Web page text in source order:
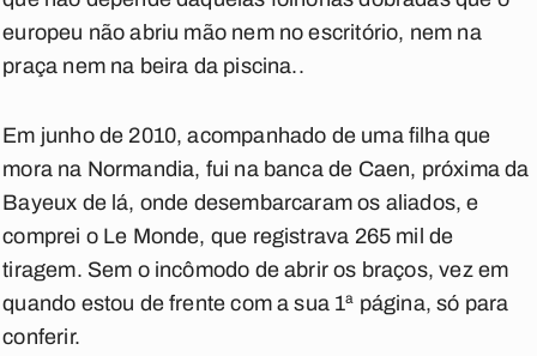
europeu não abriu mão nem no escritório, nem na
praça nem na beira da piscina..
Em junho de 2010, acompanhado de uma filha que
mora na Normandia, fui na banca de Caen, próxima da
Bayeux de lá, onde desembarcaram os aliados, e
comprei o Le Monde, que registrava 265 mil de
tiragem. Sem o incômodo de abrir os braços, vez em
quando estou de frente com a sua 1ª página, só para
conferir.